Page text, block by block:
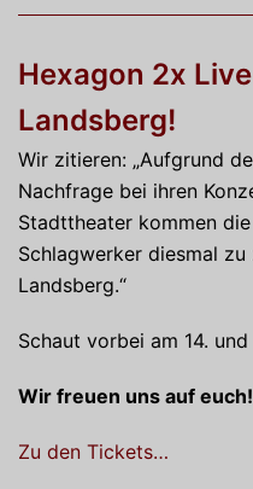
Hexagon 2x
Landsberg!
Wir zitieren: „Aufgrund
Nachfrage bei ihren
Stadttheater kommen
Schlagwerker diesmal
Landsberg.“
Schaut vorbei am 14.
Wir freuen uns auf euch!
Zu den Tickets…